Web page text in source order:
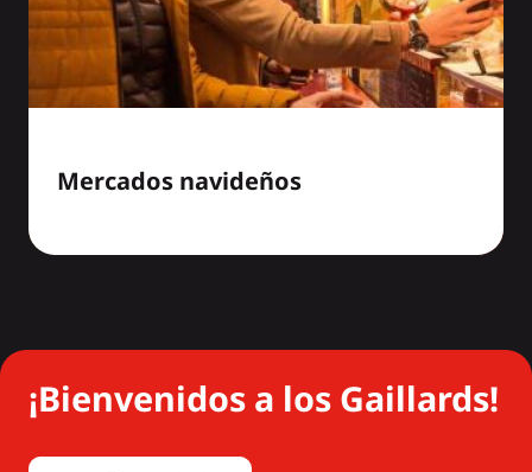
Mercados navideños
¡Bienvenidos a los Gaillards!